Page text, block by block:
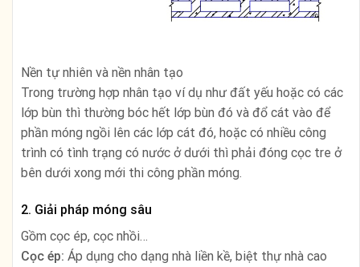
Nền tự nhiên và nền nhân tạo
Trong trường hợp nhân tạo ví dụ như đất yếu hoặc có các
lớp bùn thì thường bóc hết lớp bùn đó và đổ cát vào để
phần móng ngồi lên các lớp cát đó, hoặc có nhiều công
trình có tình trạng có nước ở dưới thì phải đóng cọc tre ở
bên dưới xong mới thi công phần móng.
2. Giải pháp móng sâu
Gồm cọc ép, cọc nhồi…
Cọc ép: Áp dụng cho dạng nhà liền kề, biệt thự nhà cao